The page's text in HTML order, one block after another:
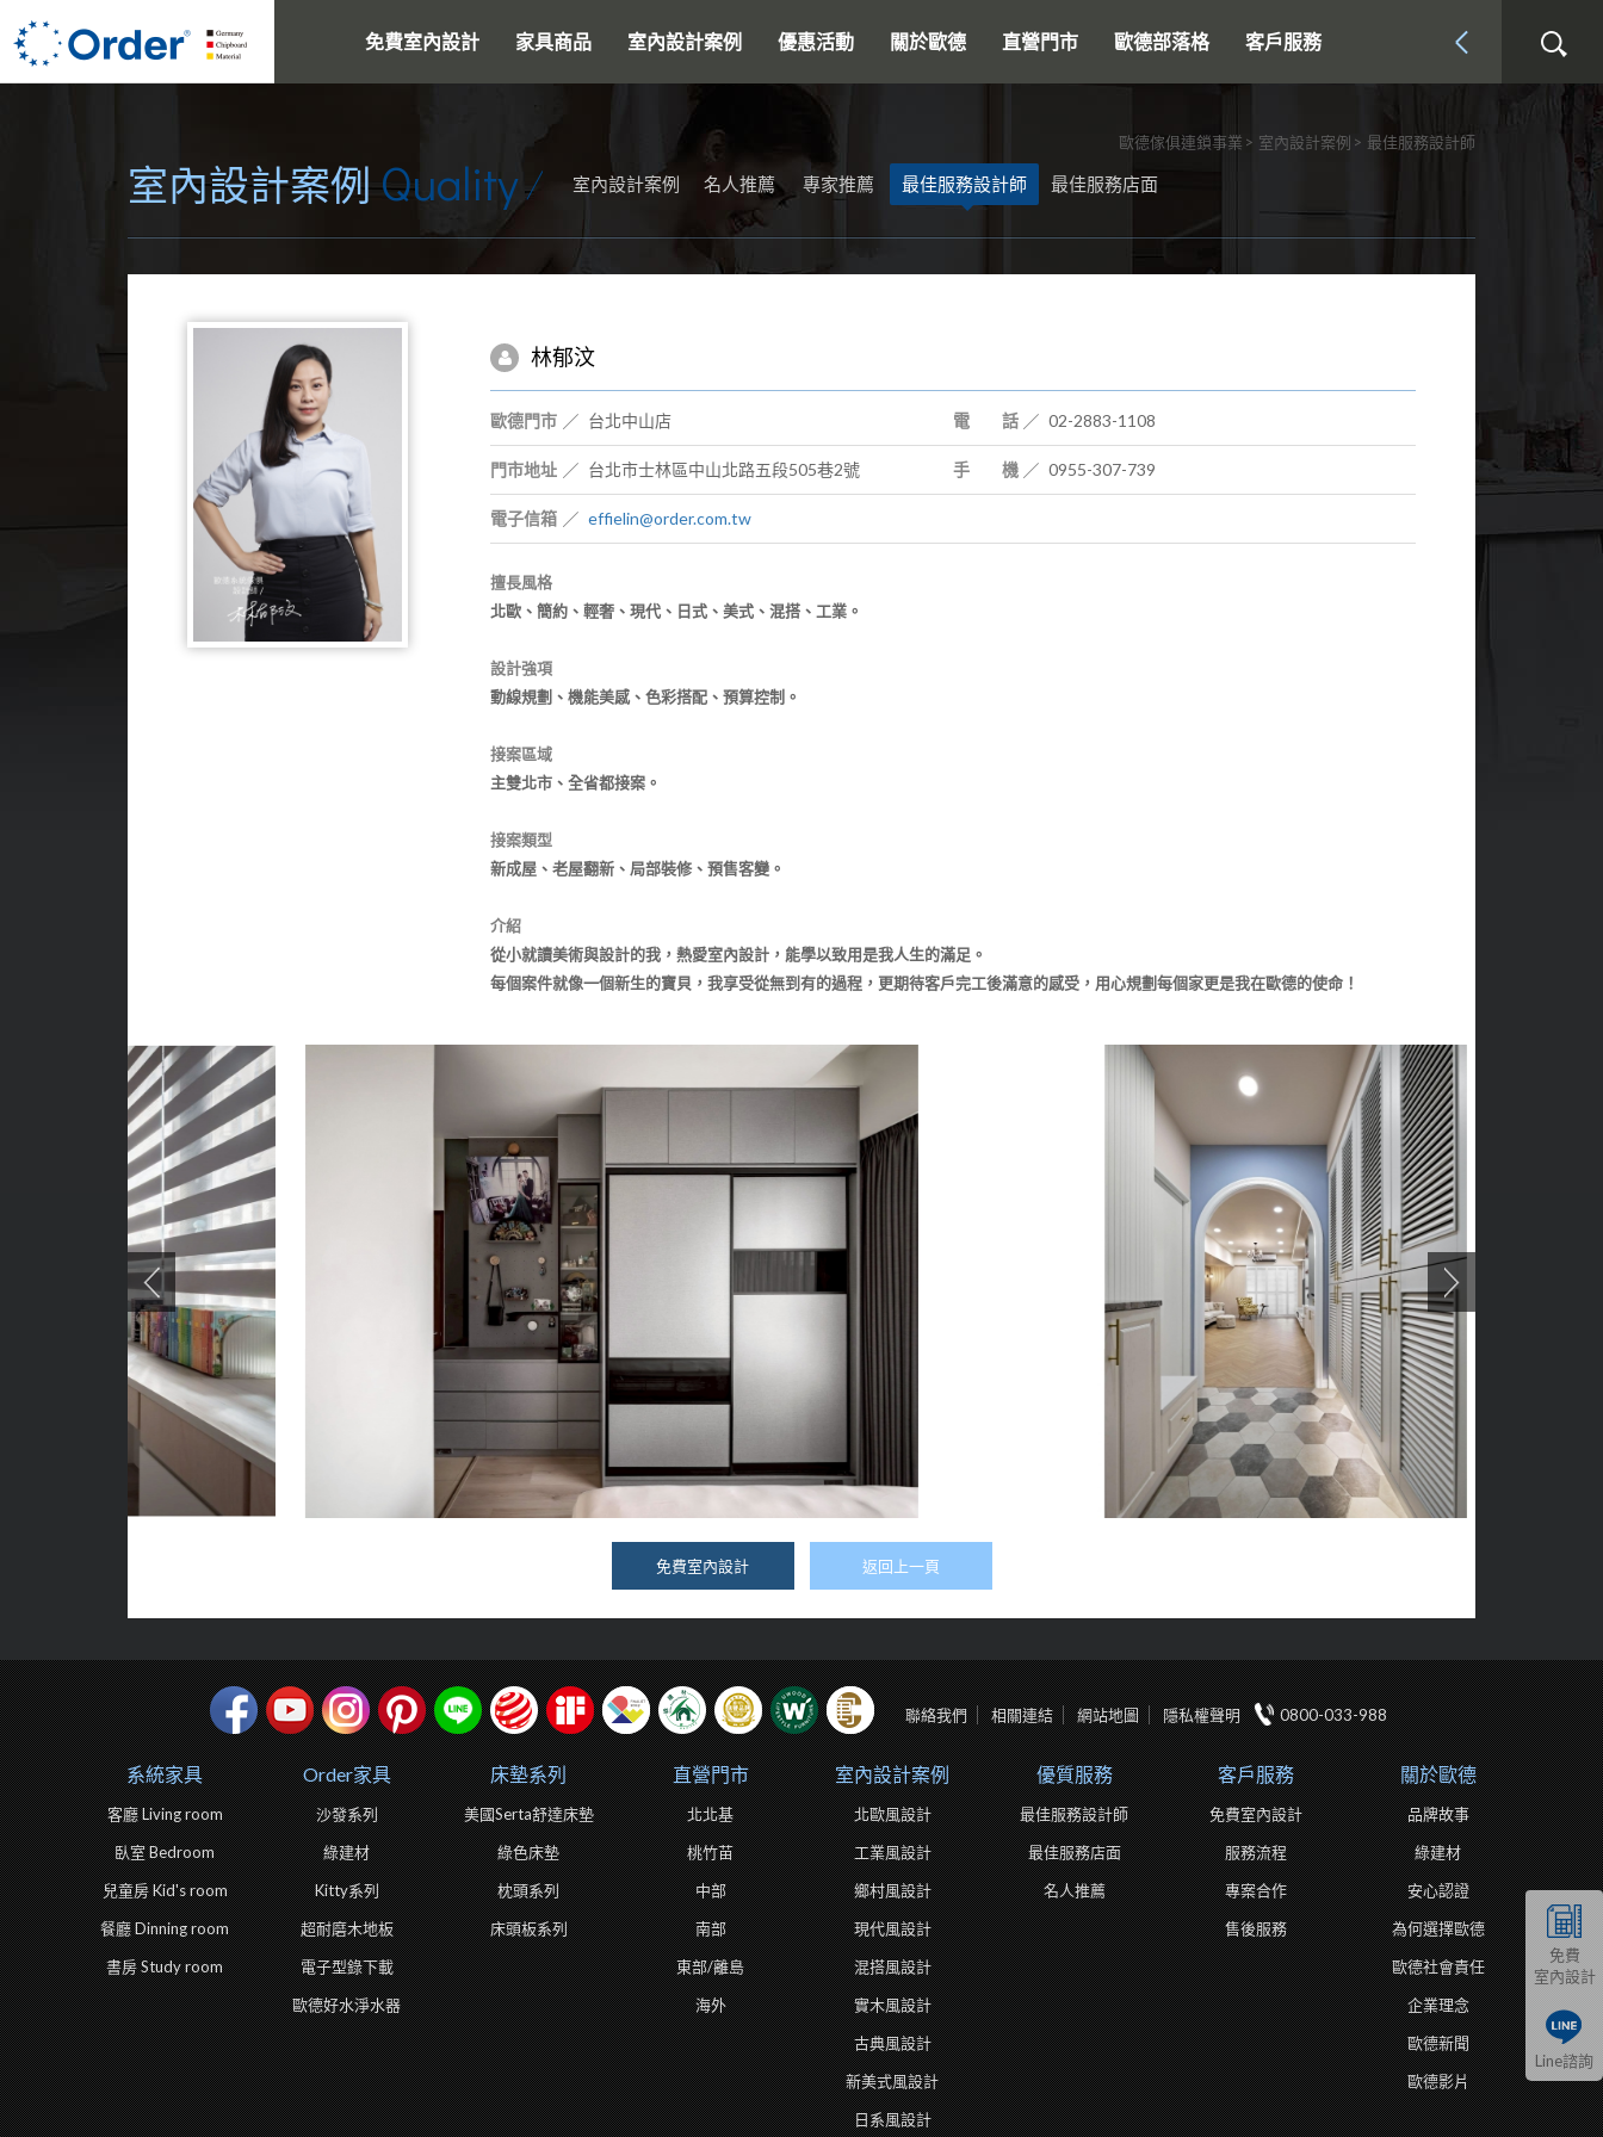
免費室內設計 家具商品 室內設計案例 優惠活動 關於歐德 直營門市 歐德部落格 客戶服務
搜尋
免費
室內設計
Line諮詢
歐德傢俱連鎖事業 室內設計案例 最佳服務設計師
室內設計案例 Quality 室內設計案例 名人推薦 專家推薦 最佳服務設計師 最佳服務店面
林郁汶
歐德門市 台北中山店
門市地址 台北市士林區中山北路五段505巷2號
電 話 02-2883-1108
手 機 0955-307-739
電子信箱 effielin@order.com.tw
擅長風格
北歐、簡約、輕奢、現代、日式、美式、混搭、工業。
設計強項
動線規劃、機能美感、色彩搭配、預算控制。
接案區域
主雙北市、全省都接案。
接案類型
新成屋、老屋翻新、局部裝修、預售客變。
介紹
從小就讀美術與設計的我，熱愛室內設計，能學以致用是我人生的滿足。
每個案件就像一個新生的寶貝，我享受從無到有的過程，更期待客戶完工後滿意的感受，用心規劃每個家更是我在歐德的使命！
免費室內設計 返回上一頁
聯絡我們 相關連結 網站地圖 隱私權聲明 0800-033-988
系統家具
客廳 Living room
臥室 Bedroom
兒童房 Kid's room
餐廳 Dinning room
書房 Study room
Order家具
沙發系列
綠建材
Kitty系列
超耐磨木地板
電子型錄下載
歐德好水淨水器
床墊系列
美國Serta舒達床墊
綠色床墊
枕頭系列
床頭板系列
直營門市
北北基
桃竹苗
中部
南部
東部/離島
海外
室內設計案例
北歐風設計
工業風設計
鄉村風設計
現代風設計
混搭風設計
實木風設計
古典風設計
新美式風設計
日系風設計
優質服務
最佳服務設計師
最佳服務店面
名人推薦
客戶服務
免費室內設計
服務流程
專案合作
售後服務
關於歐德
品牌故事
綠建材
安心認證
為何選擇歐德
歐德社會責任
企業理念
歐德新聞
歐德影片